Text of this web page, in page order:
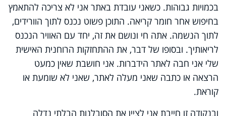
בכמויות גבוהות. כשאני עובדת באתר אני לא צריכה להתאמץ
בחיפוש אחר חומר קריאה. התוכן פשוט נכנס לתוך הוורידים,
לתוך הנשמה. אתה חי ונושם את זה, יחד עם האוויר הנכנס
לריאותיך. ובסופו של דבר, את ההתחזקות הרוחנית האישית
שלי אני חבה לאתר הידברות. אני חושבת שאין כמעט
הרצאה או כתבה שאני מעלה לאתר, שאני לא שומעת או
קוראת.
ובנקודה זו חייבת אני לציין את הסובלנות הבלתי נדלה